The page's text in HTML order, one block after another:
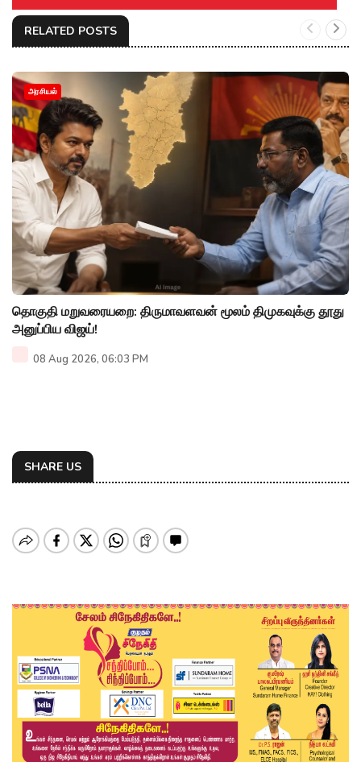
RELATED POSTS
அரசியல்
தொகுதி மறுவரையறை: திருமாவளவன் மூலம் திமுகவுக்கு தூது
அனுப்பிய விஜய்!
08 Aug 2026, 06:03 PM
SHARE US